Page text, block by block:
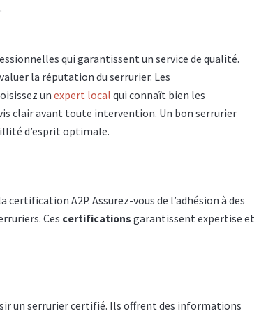
qui garantissent un service de qualité.
la réputation du serrurier. Les
un expert local qui connaît bien les
clair avant toute intervention. Un bon serrurier
d’esprit optimale.
A2P. Assurez-vous de l’adhésion à des
Ces certifications garantissent expertise et
un serrurier certifié. Ils offrent des informations